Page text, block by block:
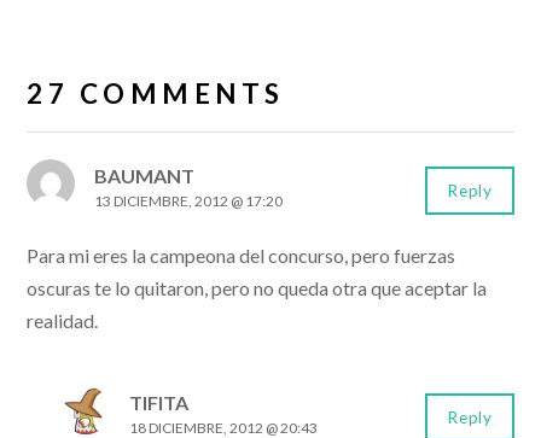
27 COMMENTS
BAUMANT
13 DICIEMBRE, 2012 @ 17:20
Para mi eres la campeona del concurso, pero fuerzas
oscuras te lo quitaron, pero no queda otra que aceptar la
realidad.
Reply
TIFITA
18 DICIEMBRE, 2012 @ 20:43
Reply